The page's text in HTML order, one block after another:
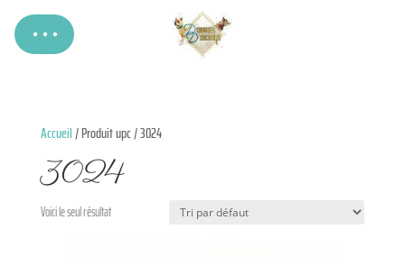
Accueil/ Produit upc / 3024
3024
Voici le seul résultat